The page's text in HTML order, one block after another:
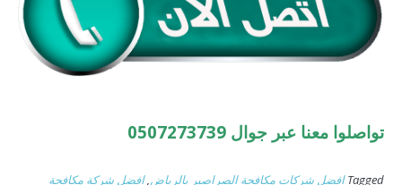
تواصلوا معنا عبر جوال 0507273739
Tagged افضل شركات مكافحة الصراصير بالرياض,افضل شركة مكافحة